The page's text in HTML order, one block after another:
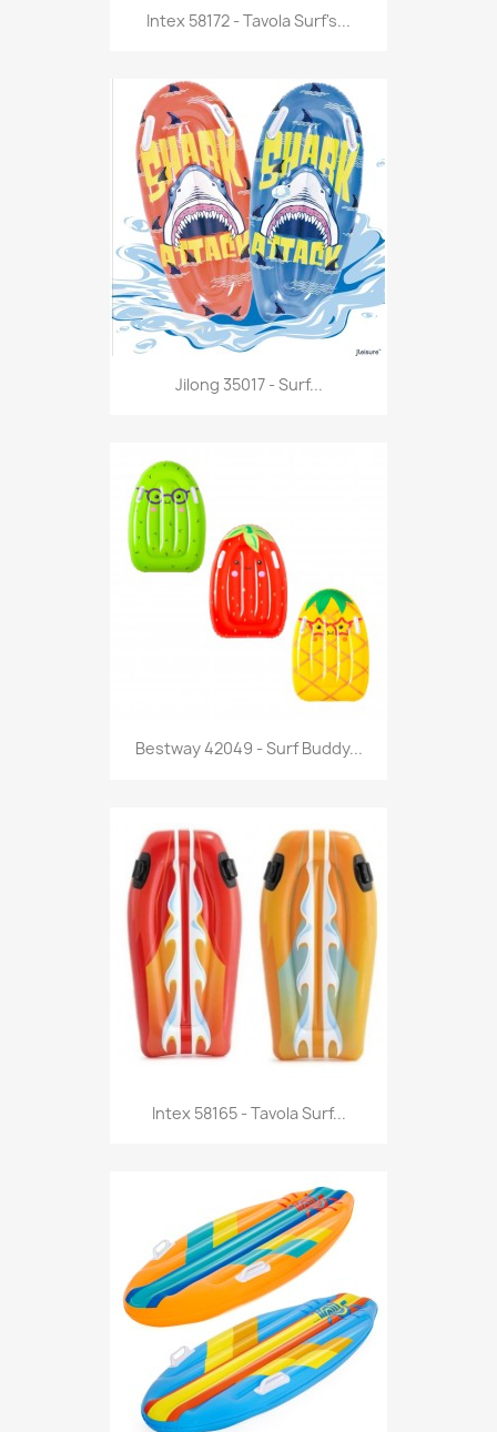
Anteprima
Intex 58172 - Tavola Surf's...
Anteprima
Jilong 35017 - Surf...
Anteprima
Bestway 42049 - Surf Buddy...
Anteprima
Intex 58165 - Tavola Surf...